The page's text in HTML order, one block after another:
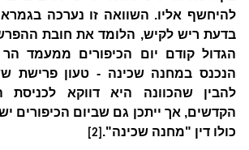
להיחשף אליו. השוואה זו נערכה
בדעת ריש לקיש, הלומד את חובת
הגדול קודם יום הכיפורים ממעמד
הנכנס במחנה שכינה - טעון פרישת
להבין שהכוונה היא דווקא לכניסת
הקדשים, אך ייתכן גם שביום הכיפורים
כולו דין "מחנה שכינה". [2]